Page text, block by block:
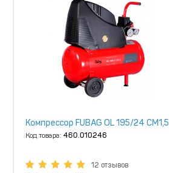
Компрессор FUBAG OL 195/24 CM1,5
Код товара:460.010246
12 отзывов